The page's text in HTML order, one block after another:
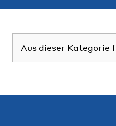
Aus dieser Kategorie